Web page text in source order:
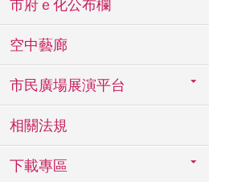
市府ｅ化公布欄
空中藝廊
市民廣場展演平台
相關法規
下載專區